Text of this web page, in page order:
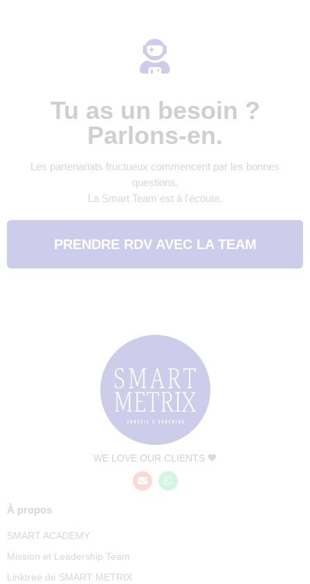
Tu as un besoin ?
Parlons-en.
Les partenariats fructueux commencent par les bonnes
questions.
La Smart Team est à l'écoute.
PRENDRE RDV AVEC LA TEAM
WE LOVE OUR CLIENTS 🧡
À propos
SMART ACADEMY
Mission et Leadership Team
Linktree de SMART METRIX